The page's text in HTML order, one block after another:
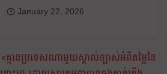
January 22, 2026